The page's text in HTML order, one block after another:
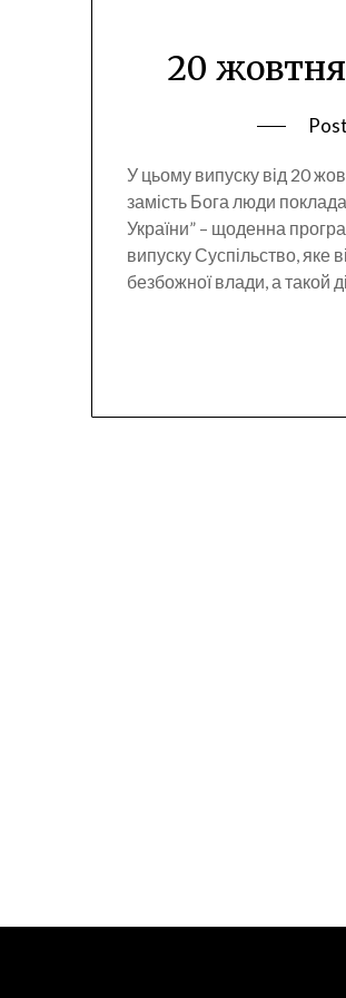
20
У цьому випуску від 20
замість Бога люди
України” – щоденна
випуску Суспільство, яке
безбожної влади, а такой